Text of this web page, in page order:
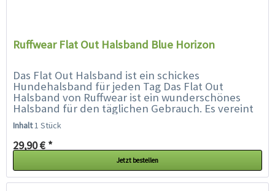
Ruffwear Flat Out Halsband Blue Horizon
Das Flat Out Halsband ist ein schickes
Hundehalsband für jeden Tag Das Flat Out
Halsband von Ruffwear ist ein wunderschönes
Halsband für den täglichen Gebrauch. Es vereint
lebendige Farben und Muster mit der...
Inhalt1 Stück
29,90 € *
Jetzt bestellen